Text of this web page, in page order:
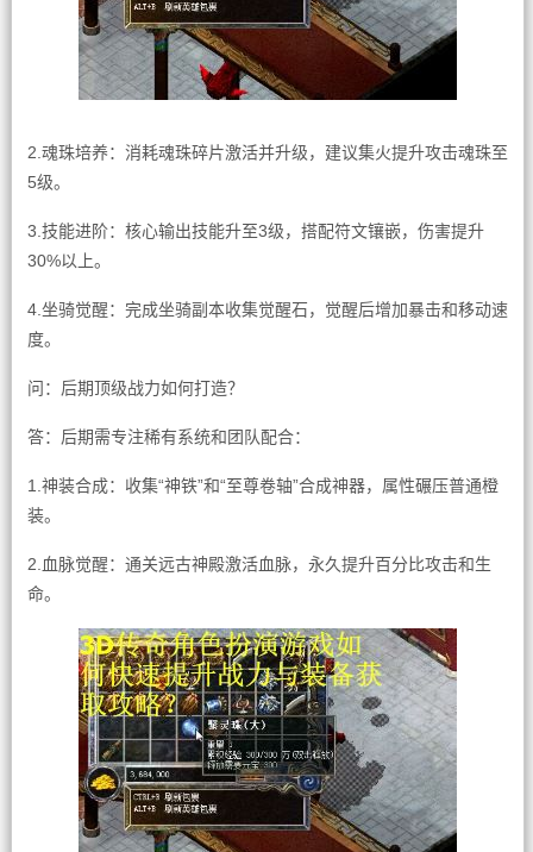
2.魂珠培养：消耗魂珠碎片激活并升级，建议集火提升攻击魂珠至
5级。
3.技能进阶：核心输出技能升至3级，搭配符文镶嵌，伤害提升
30%以上。
4.坐骑觉醒：完成坐骑副本收集觉醒石，觉醒后增加暴击和移动速
度。
问：后期顶级战力如何打造？
答：后期需专注稀有系统和团队配合：
1.神装合成：收集“神铁”和“至尊卷轴”合成神器，属性碾压普通橙
装。
2.血脉觉醒：通关远古神殿激活血脉，永久提升百分比攻击和生
命。